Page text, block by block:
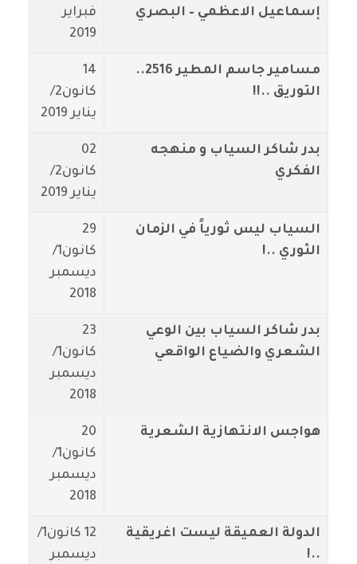
إسماعيل الاعظمي – البصري
فبراير
2019
مسامير جاسم المطير 2516..
التوريق ..!!
14
كانون2/
يناير 2019
بدر شاكر السياب و منهجه
الفكري
02
كانون2/
يناير 2019
السياب ليس ثورياً في الزمان
الثوري ..!
29
كانون1/
ديسمبر
2018
بدر شاكر السياب بين الوعي
الشعري والضياع الواقعي
23
كانون1/
ديسمبر
2018
هواجس الانتهازية الشعرية
20
كانون1/
ديسمبر
2018
الدولة العميقة ليست اغريقية
..!
12 كانون1/
ديسمبر